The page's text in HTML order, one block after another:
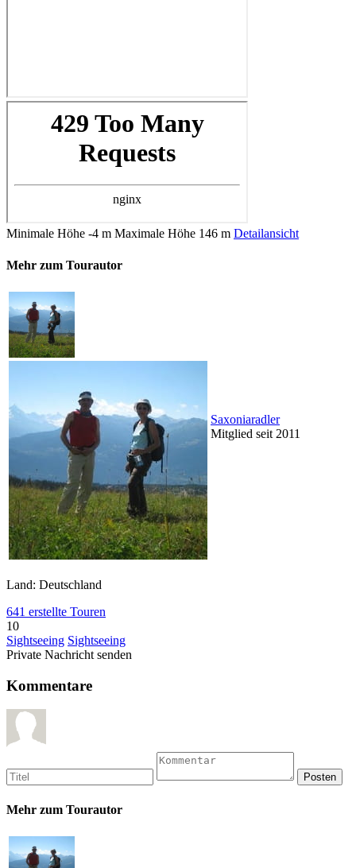
Minimale Höhe -4 m Maximale Höhe 146 m Detailansicht
Mehr zum Tourautor
Saxoniaradler
Mitglied seit 2011
Land: Deutschland
641 erstellte Touren
10
Sightseeing Sightseeing
Private Nachricht senden
Kommentare
Mehr zum Tourautor